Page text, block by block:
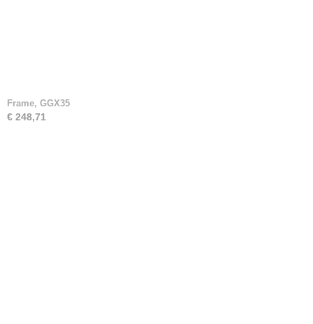
Frame, GGX35
€ 248,71